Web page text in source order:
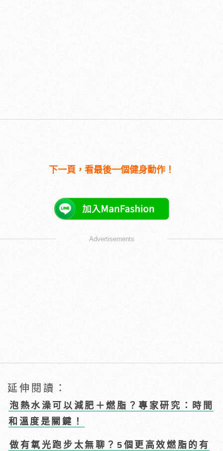
下一頁，看最後一個健身動作！
Advertisements
延伸閱讀：
泡熱水澡可以減肥＋燃脂？專家研究：時間
和溫度是關鍵！
做有氧光跑步太無聊？5個更高效燃脂的有